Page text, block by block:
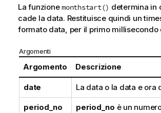
La funzionemonthstart() determina in
cade la data. Restituisce quindi un
formato data, per il primo millisecondo
Argomenti
Argomento Descrizione
date La data o la data e ora
period_no period_no è un